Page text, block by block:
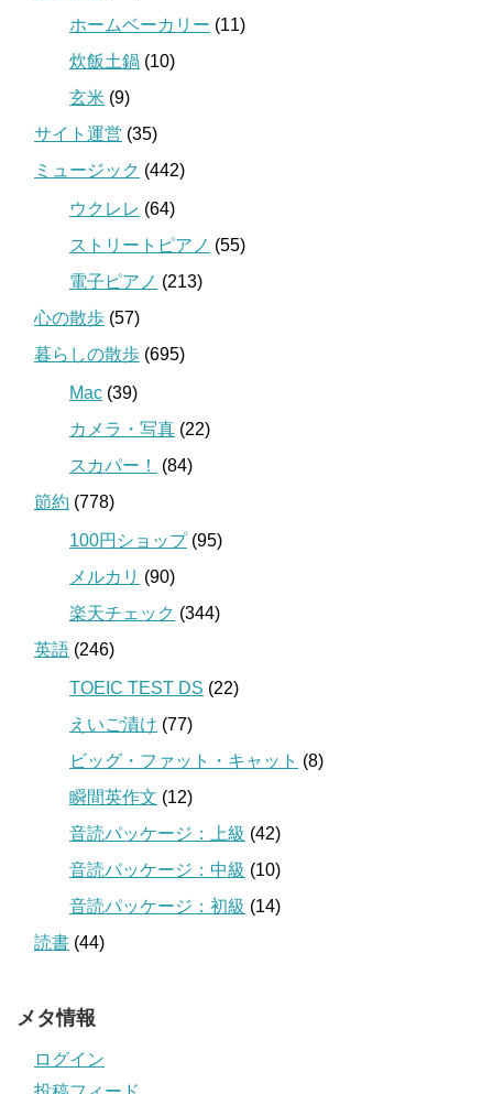
ホームベーカリー (11)
炊飯土鍋 (10)
玄米 (9)
サイト運営 (35)
ミュージック (442)
ウクレレ (64)
ストリートピアノ (55)
電子ピアノ (213)
心の散歩 (57)
暮らしの散歩 (695)
Mac (39)
カメラ・写真 (22)
スカパー！
(84)
節約 (778)
100円ショップ(95)
メルカリ (90)
楽天チェック (344)
英語 (246)
TOEIC TEST DS (22)
えいご漬け (77)
ビッグ・ファット・キャット (8)
瞬間英作文 (12)
音読パッケージ：上級 (42)
音読パッケージ：中級 (10)
音読パッケージ：初級 (14)
読書 (44)
メタ情報
ログイン